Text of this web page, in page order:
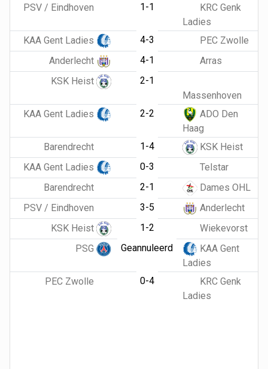
PSV / Eindhoven
1-1
KRC Genk
Ladies
KAA Gent Ladies
4-3
PEC Zwolle
Anderlecht
4-1
Arras
KSK Heist
2-1
Massenhoven
KAA Gent Ladies
2-2
ADO Den
Haag
Barendrecht
1-4
KSK Heist
KAA Gent Ladies
0-3
Telstar
Barendrecht
2-1
Dames OHL
PSV / Eindhoven
3-5
Anderlecht
KSK Heist
1-2
Wiekevorst
PSG
Geannuleerd
KAA Gent
Ladies
PEC Zwolle
0-4
KRC Genk
Ladies